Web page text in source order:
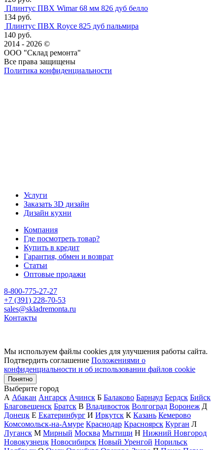
Плинтус ПВХ Wimar 68 мм 826 дуб белло
134 руб.
Плинтус ПВХ Royce 825 дуб пальмира
140 руб.
2014 - 2026 ©
ООО "Склад ремонта"
Все права защищены
Политика конфиденциальности
Услуги
Заказать 3D дизайн
Дизайн кухни
Компания
Где посмотреть товар?
Купить в кредит
Гарантия, обмен и возврат
Статьи
Оптовые продажи
8-800-775-27-27
+7 (391) 228-70-53
sales@skladremonta.ru
Контакты
Мы используем файлы cookies для улучшения работы сайта.
Подтвердить соглашение Положениями о
конфиденциальности и об использовании файлов cookie
Понятно
Выберите город
А Абакан Ангарск Ачинск Б Балаково Барнаул Бердск Бийск
Благовещенск Братск В Владивосток Волгоград Воронеж Д
Донецк Е Екатеринбург И Иркутск К Казань Кемерово
Комсомольск-на-Амуре Краснодар Красноярск Курган Л
Луганск М Мирный Москва Мытищи Н Нижний Новгород
Новокузнецк Новосибирск Новый Уренгой Норильск